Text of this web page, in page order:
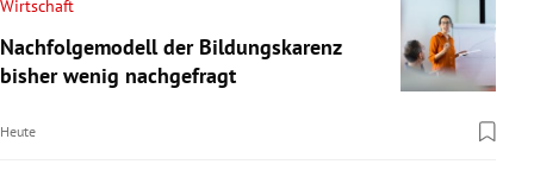
Wirtschaft
Nachfolgemodell der Bildungskarenz
bisher wenig nachgefragt
Heute